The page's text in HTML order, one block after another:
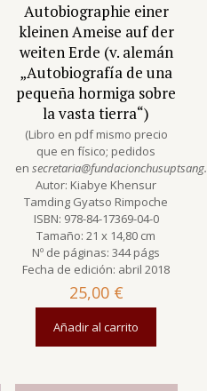
Autobiographie einer
kleinen Ameise auf der
weiten Erde (v. alemán
„Autobiografía de una
pequeña hormiga sobre
la vasta tierra“)
(Libro en pdf mismo precio
que en físico; pedidos
en
Autor: Kiabye Khensur
Tamding Gyatso Rimpoche
ISBN: 978-84-17369-04-0
Tamaño: 21 x 14,80 cm
Nº de páginas: 344 págs
Fecha de edición: abril 2018
25,00 €
Añadir al carrito